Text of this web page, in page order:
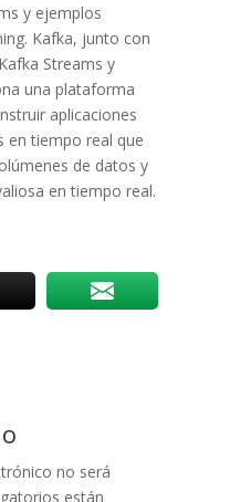
y ejemplos
Kafka, junto con
Streams y
una plataforma
aplicaciones
en tiempo real que
de datos y
en tiempo real.
no será
están